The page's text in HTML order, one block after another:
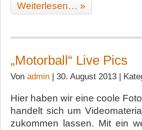
Weiterlesen… »
„Motorball“ Live Pics
Von admin | 30. August 2013 |
Hier haben wir eine coole
handelt sich um
zukommen lassen. Mit ein